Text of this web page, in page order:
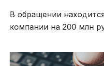
В обращении
компании на 200 млн